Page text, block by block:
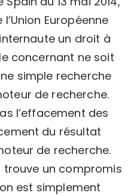
Européenne
un droit à
concernant ne soit
simple recherche
de recherche.
l’effacement des
du résultat
de recherche.
trouve un compromis
est simplement